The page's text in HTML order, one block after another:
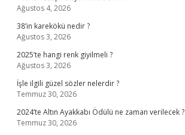
Ağustos 4, 2026
38’in karekökü nedir ?
Ağustos 3, 2026
2025’te hangi renk giyilmeli ?
Ağustos 3, 2026
İşle ilgili güzel sözler nelerdir ?
Temmuz 30, 2026
2024’te Altın Ayakkabı Ödülü ne zaman verilecek ?
Temmuz 30, 2026